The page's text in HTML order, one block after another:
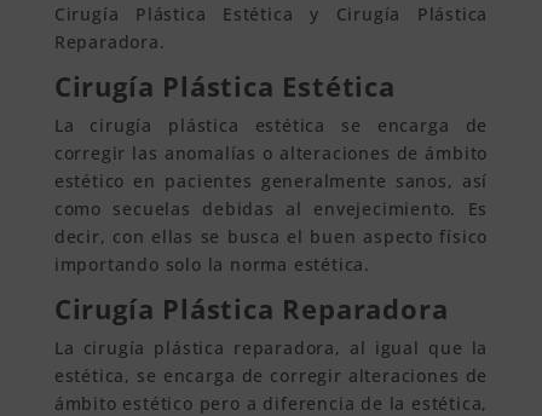
Cirugía Plástica Estética y Cirugía Plástica
Reparadora.
Cirugía Plástica Estética
La cirugía plástica estética se encarga de
corregir las anomalías o alteraciones de ámbito
estético en pacientes generalmente sanos, así
como secuelas debidas al envejecimiento. Es
decir, con ellas se busca el buen aspecto físico
importando solo la norma estética.
Cirugía Plástica Reparadora
La cirugía plástica reparadora, al igual que la
estética, se encarga de corregir alteraciones de
ámbito estético pero a diferencia de la estética,